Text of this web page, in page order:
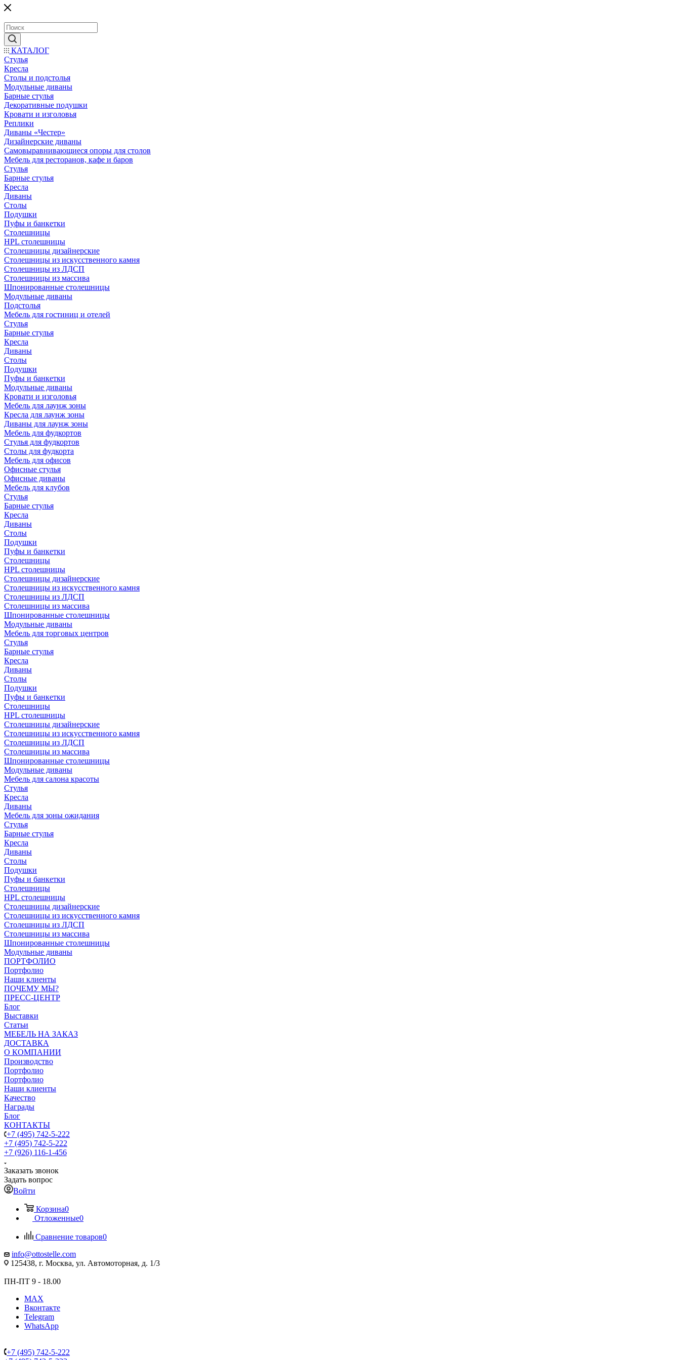
КАТАЛОГ
Стулья
Кресла
Столы и подстолья
Модульные диваны
Барные стулья
Декоративные подушки
Кровати и изголовья
Реплики
Диваны «Честер»
Дизайнерские диваны
Самовыравнивающиеся опоры для столов
Мебель для ресторанов, кафе и баров
Стулья
Барные стулья
Кресла
Диваны
Столы
Подушки
Пуфы и банкетки
Столешницы
HPL столешницы
Столешницы дизайнерские
Столешницы из искусственного камня
Столешницы из ЛДСП
Столешницы из массива
Шпонированные столешницы
Модульные диваны
Подстолья
Мебель для гостиниц и отелей
Стулья
Барные стулья
Кресла
Диваны
Столы
Подушки
Пуфы и банкетки
Модульные диваны
Кровати и изголовья
Мебель для лаунж зоны
Кресла для лаунж зоны
Диваны для лаунж зоны
Мебель для фудкортов
Стулья для фудкортов
Столы для фудкорта
Мебель для офисов
Офисные стулья
Офисные диваны
Мебель для клубов
Стулья
Барные стулья
Кресла
Диваны
Столы
Подушки
Пуфы и банкетки
Столешницы
HPL столешницы
Столешницы дизайнерские
Столешницы из искусственного камня
Столешницы из ЛДСП
Столешницы из массива
Шпонированные столешницы
Модульные диваны
Мебель для торговых центров
Стулья
Барные стулья
Кресла
Диваны
Столы
Подушки
Пуфы и банкетки
Столешницы
HPL столешницы
Столешницы дизайнерские
Столешницы из искусственного камня
Столешницы из ЛДСП
Столешницы из массива
Шпонированные столешницы
Модульные диваны
Мебель для салона красоты
Стулья
Кресла
Диваны
Мебель для зоны ожидания
Стулья
Барные стулья
Кресла
Диваны
Столы
Подушки
Пуфы и банкетки
Столешницы
HPL столешницы
Столешницы дизайнерские
Столешницы из искусственного камня
Столешницы из ЛДСП
Столешницы из массива
Шпонированные столешницы
Модульные диваны
ПОРТФОЛИО
Портфолио
Наши клиенты
ПОЧЕМУ МЫ?
ПРЕСС-ЦЕНТР
Блог
Выставки
Статьи
МЕБЕЛЬ НА ЗАКАЗ
ДОСТАВКА
О КОМПАНИИ
Производство
Портфолио
Портфолио
Наши клиенты
Качество
Награды
Блог
КОНТАКТЫ
+7 (495) 742-5-222
+7 (495) 742-5-222
+7 (926) 116-1-456
Заказать звонок
Задать вопрос
Войти
Корзина0
Отложенные0
Сравнение товаров0
info@ottostelle.com
125438, г. Москва, ул. Автомоторная, д. 1/3
ПН-ПТ 9 - 18.00
MAX
Вконтакте
Telegram
WhatsApp
+7 (495) 742-5-222